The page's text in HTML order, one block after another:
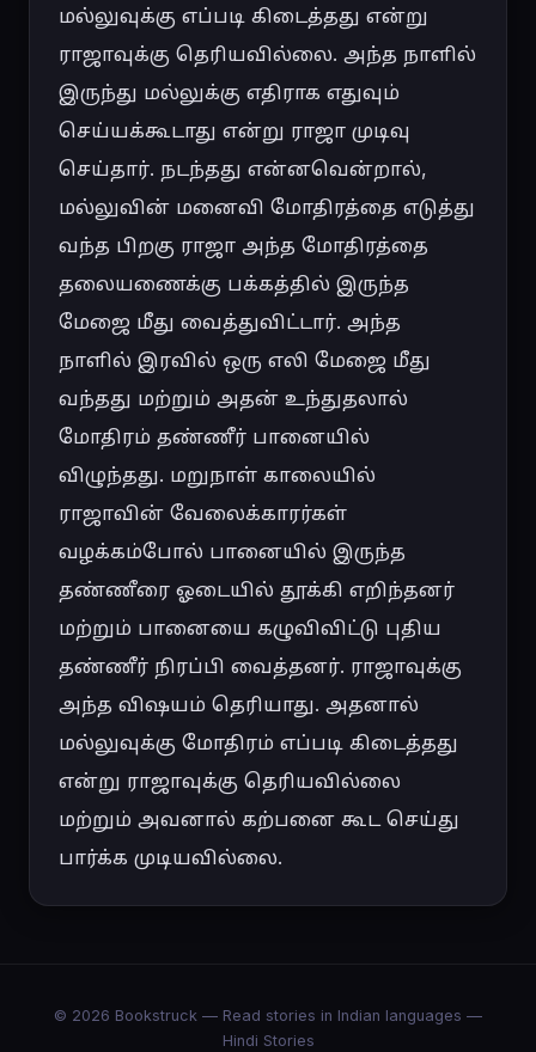
மல்லுவுக்கு எப்படி கிடைத்தது என்று
ராஜாவுக்கு தெரியவில்லை. அந்த நாளில்
இருந்து மல்லுக்கு எதிராக எதுவும்
செய்யக்கூடாது என்று ராஜா முடிவு
செய்தார். நடந்தது என்னவென்றால்,
மல்லுவின் மனைவி மோதிரத்தை எடுத்து
வந்த பிறகு ராஜா அந்த மோதிரத்தை
தலையணைக்கு பக்கத்தில் இருந்த
மேஜை மீது வைத்துவிட்டார். அந்த
நாளில் இரவில் ஒரு எலி மேஜை மீது
வந்தது மற்றும் அதன் உந்துதலால்
மோதிரம் தண்ணீர் பானையில்
விழுந்தது. மறுநாள் காலையில்
ராஜாவின் வேலைக்காரர்கள்
வழக்கம்போல் பானையில் இருந்த
தண்ணீரை ஓடையில் தூக்கி எறிந்தனர்
மற்றும் பானையை கழுவிவிட்டு புதிய
தண்ணீர் நிரப்பி வைத்தனர். ராஜாவுக்கு
அந்த விஷயம் தெரியாது. அதனால்
மல்லுவுக்கு மோதிரம் எப்படி கிடைத்தது
என்று ராஜாவுக்கு தெரியவில்லை
மற்றும் அவனால் கற்பனை கூட செய்து
பார்க்க முடியவில்லை.
© 2026 Bookstruck — Read stories in Indian languages —
Hindi Stories